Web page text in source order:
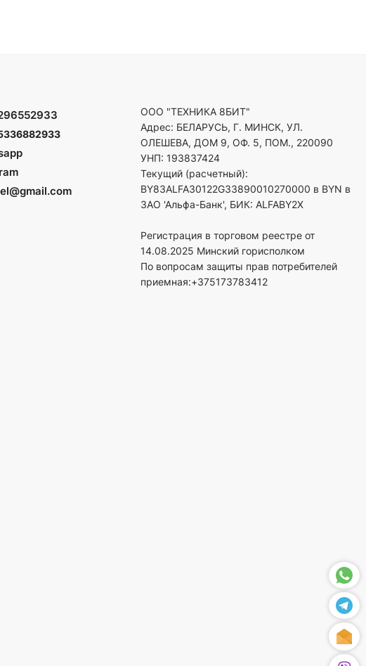
ООО "ТЕХНИКА 8БИТ"
Адрес: БЕЛАРУСЬ, Г. МИНСК, УЛ.
ОЛЕШЕВА, ДОМ 9, ОФ. 5, ПОМ., 220090
УНП: 193837424
Текущий (расчетный):
BY83ALFA30122G33890010270000 в BYN в
ЗАО 'Альфа-Банк', БИК: ALFABY2X
Регистрация в торговом реестре от
14.08.2025 Минский горисполком
По вопросам защиты прав потребителей
приемная:+375173783412